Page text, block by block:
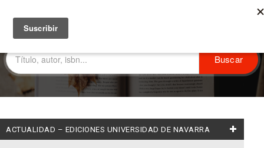
ACTUALIDAD – EDICIONES UNIVERSIDAD DE NAVARRA